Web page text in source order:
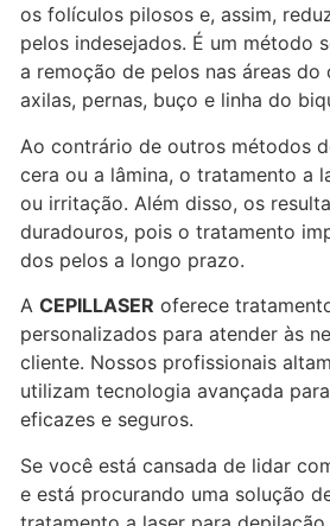
os folículos pilosos e, assim,
pelos indesejados. É um método
a remoção de pelos nas áreas do
axilas, pernas, buço e linha do
Ao contrário de outros métodos
cera ou a lâmina, o tratamento a
ou irritação. Além disso, os
duradouros, pois o tratamento
dos pelos a longo prazo.
A CEPILLASER oferece
personalizados para atender às
cliente. Nossos profissionais
utilizam tecnologia avançada
eficazes e seguros.
Se você está cansada de lidar
e está procurando uma solução